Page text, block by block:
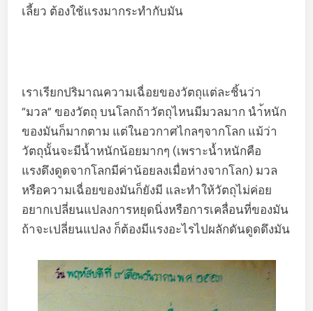
เลี้ยว ต้องใช้แรงมากระทำกับมัน
เราเรียกปริมาณความเฉื่อยของวัตถุแต่ละชิ้นว่า
“มวล” ของวัตถุ บนโลกถ้าวัตถุไหนมีมวลมาก นำ้หนัก
ของมันก็มากตาม แต่ในอวกาศไกลๆจากโลก แม้ว่า
วัตถุนั้นจะมีน้ำหนักน้อยมากๆ (เพราะน้ำหนักคือ
แรงดึงดูดจากโลกมีค่าน้อยลงเมื่อห่างจากโลก) มวล
หรือความเฉื่อยของมันก็ยังมี และทำให้วัตถุไม่ค่อย
อยากเปลี่ยนแปลงการหยุดนิ่งหรือการเคลื่อนที่ของมัน
ถ้าจะเปลี่ยนแปลง ก็ต้องมีแรงอะไรไปผลักดันดูดดึงมัน